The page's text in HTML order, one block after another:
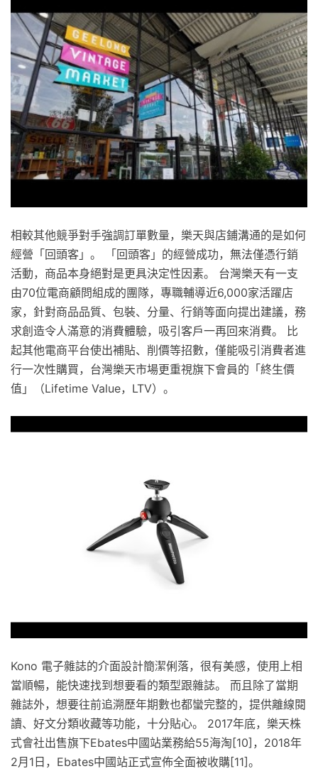
相較其他競爭對手強調訂單數量，樂天與店鋪溝通的是如何
經營「回頭客」。 「回頭客」的經營成功，無法僅憑行銷
活動，商品本身絕對是更具決定性因素。 台灣樂天有一支
由70位電商顧問組成的團隊，專職輔導近6,000家活躍店
家，針對商品品質、包裝、分量、行銷等面向提出建議，務
求創造令人滿意的消費體驗，吸引客戶一再回來消費。 比
起其他電商平台使出補貼、削價等招數，僅能吸引消費者進
行一次性購買，台灣樂天市場更重視旗下會員的「終生價
值」（Lifetime Value，LTV）。
Kono 電子雜誌的介面設計簡潔俐落，很有美感，使用上相
當順暢，能快速找到想要看的類型跟雜誌。 而且除了當期
雜誌外，想要往前追溯歷年期數也都蠻完整的，提供離線閱
讀、好文分類收藏等功能，十分貼心。 2017年底，樂天株
式會社出售旗下Ebates中國站業務給55海淘[10]，2018年
2月1日，Ebates中國站正式宣佈全面被收購[11]。